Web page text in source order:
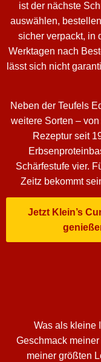
ist der nächste
auswählen,
sicher verpackt, in
Werktagen nach
lässt sich nicht
Neben der Teufels
weitere Sorten –
Rezeptur seit
Schärfestufe vier.
Zeitz bekommt
Jetzt Klein’s
Was als kleine
Geschmack
meiner größten